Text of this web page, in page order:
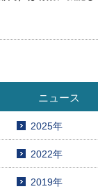
ニュース
2025年
2022年
2019年